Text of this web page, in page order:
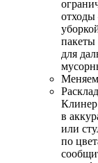
отходы
для
в
или
по